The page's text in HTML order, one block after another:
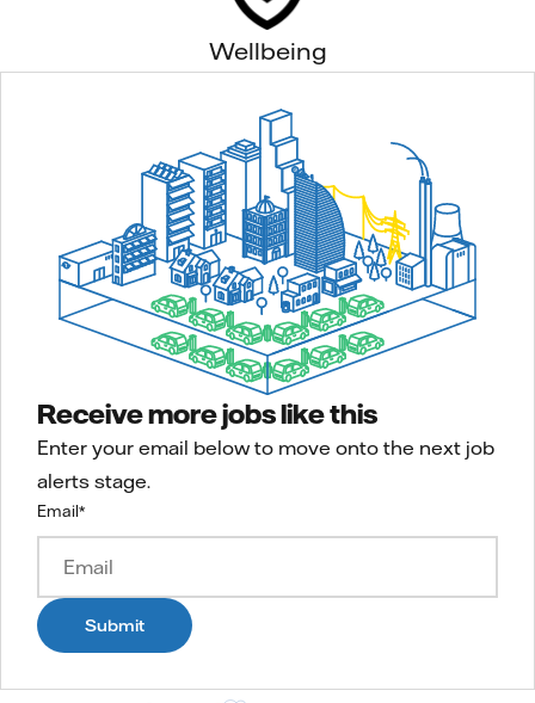
Wellbeing
Receive more jobs like this
Enter your email below to move onto the next job
alerts stage.
Email*
Submit